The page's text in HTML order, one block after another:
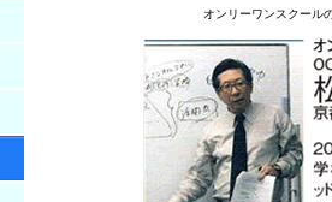
オンリーワンスクール